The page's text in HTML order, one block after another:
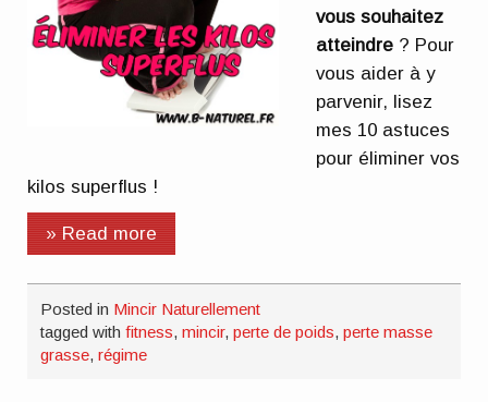
vous souhaitez
atteindre? Pour
vous aider à y
parvenir, lisez
mes 10 astuces
pour éliminer vos
kilos superflus !
» Read more
Posted in Mincir Naturellement
tagged withfitness,mincir,perte de poids,perte masse
grasse,régime